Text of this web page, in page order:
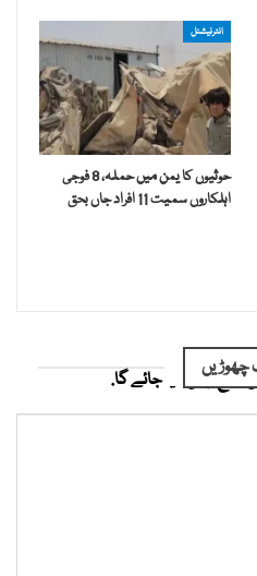
انٹرنیشنل
حوثیوں کا یمن میں حملہ، 8 فوجی
اہلکاروں سمیت 11 افراد جاں بحق
چھوڑیںنہیں کیا جائے گا.